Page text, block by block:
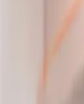
vertrouwen